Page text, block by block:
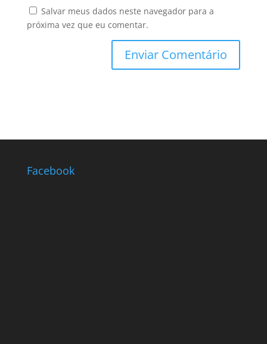
Salvar meus dados neste navegador para a
próxima vez que eu comentar.
Facebook